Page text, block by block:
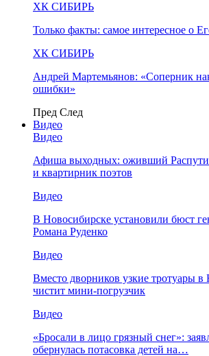
ХК СИБИРЬ
Только факты: самое интересное о
ХК СИБИРЬ
Андрей Мартемьянов: «Соперник
ошибки»
Пред След
Видео
Видео
Афиша выходных: оживший
и квартирник поэтов
Видео
В Новосибирске установили бюст
Романа Руденко
Видео
Вместо дворников узкие тротуары в
чистит мини-погрузчик
Видео
«Бросали в лицо грязный снег»:
обернулась потасовка детей на…